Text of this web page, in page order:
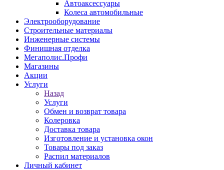
Автоаксессуары
Колеса автомобильные
Электрооборудование
Строительные материалы
Инженерные системы
Финишная отделка
Мегаполис.Профи
Магазины
Акции
Услуги
Назад
Услуги
Обмен и возврат товара
Колеровка
Доставка товара
Изготовление и установка окон
Товары под заказ
Распил материалов
Личный кабинет